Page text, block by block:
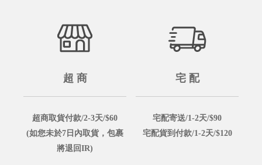
超 商
超商取貨付款/2-3天/$60
(如您未於7日內取貨，包裹
將退回IR)
宅 配
宅配寄送/1-2天/$90
宅配貨到付款/1-2天/$120